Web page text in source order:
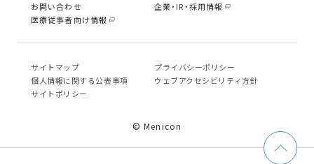
お問い合わせ
企業・IR・採用情報
医療従事者向け情報
サイトマップ
プライバシーポリシー
個⼈情報に関する公表事項
ウェブアクセシビリティ方針
サイトポリシー
© Menicon